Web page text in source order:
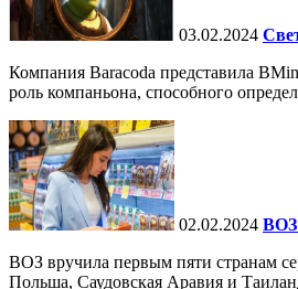
03.02.2024
Компания Baracoda представила
роль компаньона, способного
02.02.2024 ВОЗ
ВОЗ вручила первым пяти странам
Польша, Саудовская Аравия и